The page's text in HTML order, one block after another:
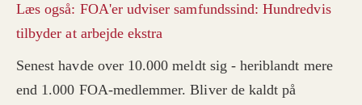
Læs også: FOA'er udviser samfundssind: Hundredvis
tilbyder at arbejde ekstra
Senest havde over 10.000 meldt sig - heriblandt mere
end 1.000 FOA-medlemmer. Bliver de kaldt på